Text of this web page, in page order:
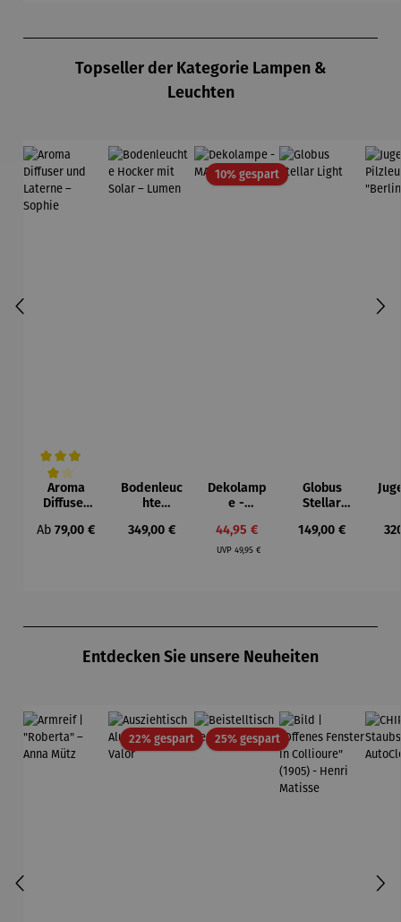
Topseller der Kategorie Lampen &
Leuchten
Durchschnittliche Bewertung von 4 von 5 Sternen
Aroma
Diffuser
Laterne –
Regulärer Preis:
Ab79,00 €
Bodenleuc
hte
mit Solar
Regulärer Preis:
349,00 €
10% gespartRabatt
Dekolamp
e -
CH
Verkaufspreis:
44,95 €
UVP Regulärer Preis:
49,95 €
Globus
Stellar
Regulärer Preis:
149,00 €
e
Entdecken Sie unsere Neuheiten
22% gespartRabatt25% gespartRabatt